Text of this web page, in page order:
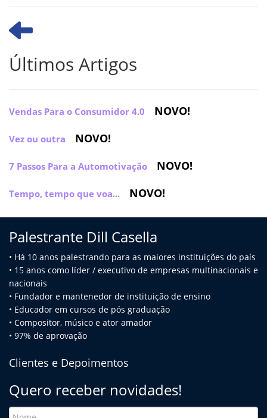
Últimos Artigos
Vendas Para o Consumidor 4.0 NOVO!
Vez ou outra NOVO!
7 Passos Para a Automotivação NOVO!
Tempo, tempo que voa... NOVO!
Palestrante Dill Casella
• Há 10 anos palestrando para as maiores instituições do país
• 15 anos como líder / executivo de empresas multinacionais e
nacionais
• Fundador e mantenedor de instituição de ensino
• Educador em cursos de pós graduação
• Compositor, músico e ator amador
• 97% de aprovação
Clientes e Depoimentos
Quero receber novidades!